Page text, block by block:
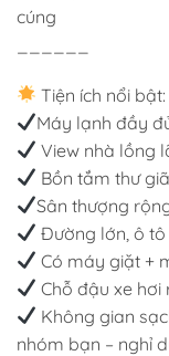
cúng
Tiện ích nổi bật:
Máy lạnh đầy
View nhà lồng
Bồn tắm thư
Sân thượng
Đường lớn, ô
Có máy giặt +
Chỗ đậu xe
Không gian
nhóm bạn – nghỉ